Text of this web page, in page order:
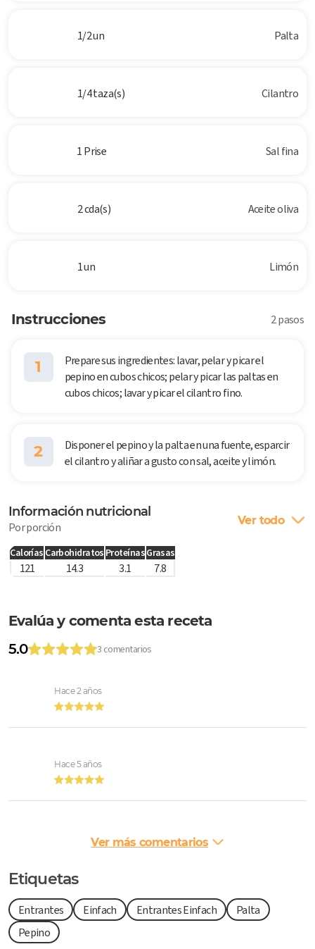
1/2 un Palta
1/4 taza(s) Cilantro
1 Prise Sal fina
2 cda(s) Aceite oliva
1 un Limón
Instrucciones 2 pasos
1
Prepare sus ingredientes: lavar, pelar y picar el
pepino en cubos chicos; pelar y picar las paltas en
cubos chicos; lavar y picar el cilantro fino.
2
Disponer el pepino y la palta en una fuente, esparcir
el cilantro y aliñar a gusto con sal, aceite y limón.
Información nutricional
Por porción Ver todo
Calorías Carbohidratos ProteínasGrasas
121 14.3 3.1 7.8
Evalúa y comenta esta receta
5.0
3 comentarios
Hace 2 años
Hace 5 años
Ver más comentarios
Etiquetas
Entrantes Einfach Entrantes Einfach
Palta
Pepino